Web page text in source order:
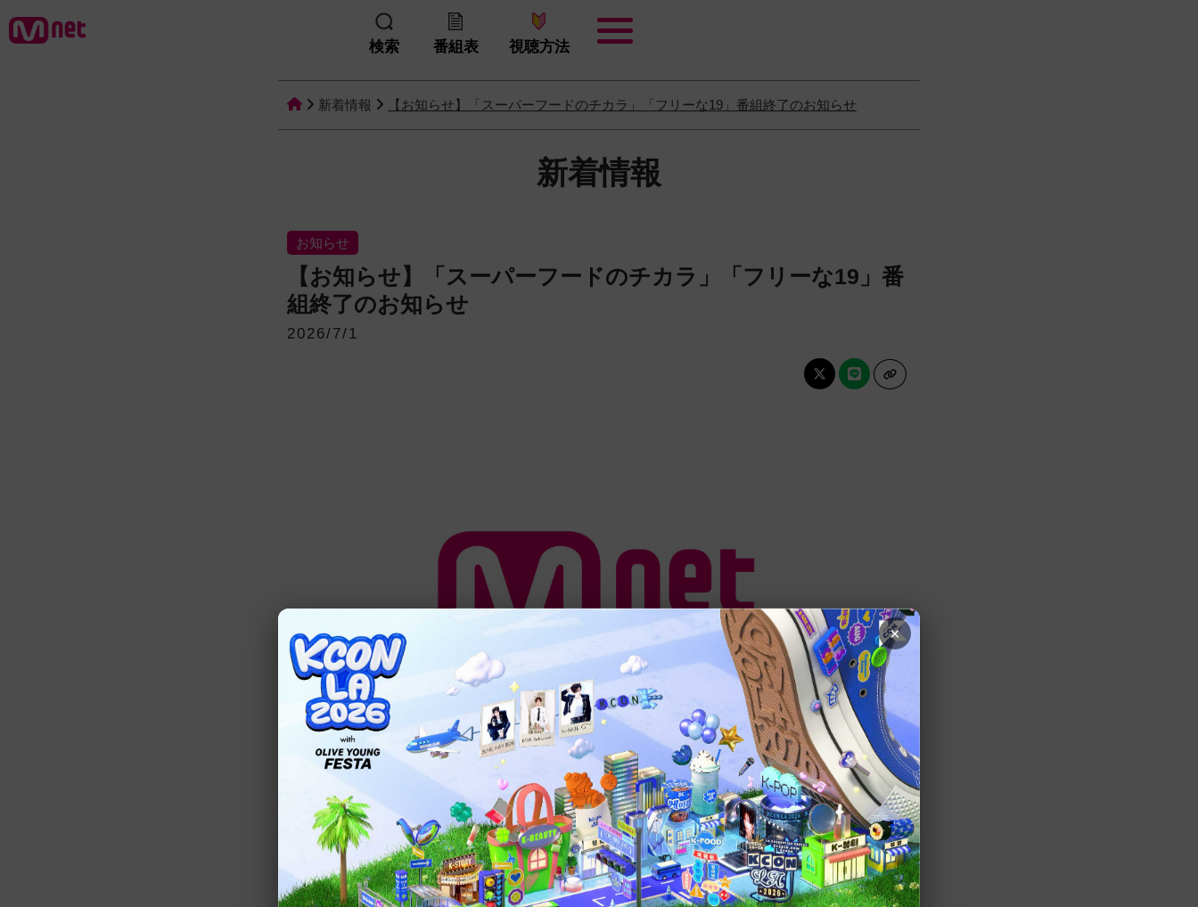
検索 番組表 視聴方法
新着情報 【お知らせ】「スーパーフードのチカラ」「フリーな19」番組終了のお知らせ
新着情報
お知らせ
【お知らせ】「スーパーフードのチカラ」「フリーな19」番
組終了のお知らせ
2026/7/1
【お知らせ】「スーパーフードのチカラ」「フリーな19」番組終了のお知らせ
平素よりMnet Japanをご視聴いただき、誠にありがとうございます。
この度、皆様に長らくご愛顧いただいておりました以下2番組につきまして、放送を終
了することとなりました。
×